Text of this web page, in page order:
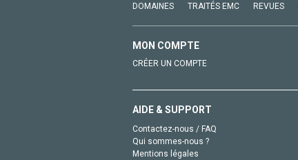
DOMAINES TRAITÉS EMC REVUES
MON COMPTE
CRÉER UN COMPTE
AIDE & SUPPORT
Contactez-nous / FAQ
Qui sommes-nous ?
Mentions légales